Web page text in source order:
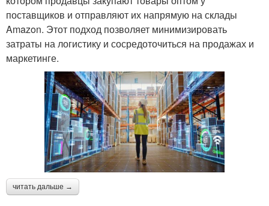
поставщиков и отправляют их напрямую на склады
Amazon. Этот подход позволяет минимизировать
затраты на логистику и сосредоточиться на продажах и
маркетинге.
читать дальше →